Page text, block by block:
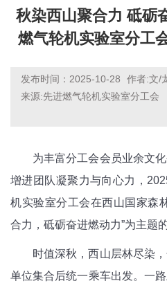
秋染西山聚合力 砥
燃气轮机实验室分工
发布时间：2025-10-28
作者:文/
来源:先进燃气轮机实验室分工会
为丰富分工会会员业余文
增进团队凝聚力与向心力，
机实验室分工会在西山国家森
合力，砥砺奋进燃动力”为主题
时值深秋，西山层林尽染
单位集合后统一乘车出发。一